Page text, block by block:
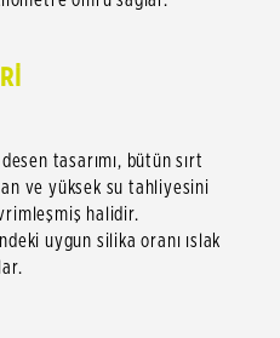
tasarımı, bütün sırt
ve yüksek su tahliyesini
halidir.
uygun silika oranı ıslak